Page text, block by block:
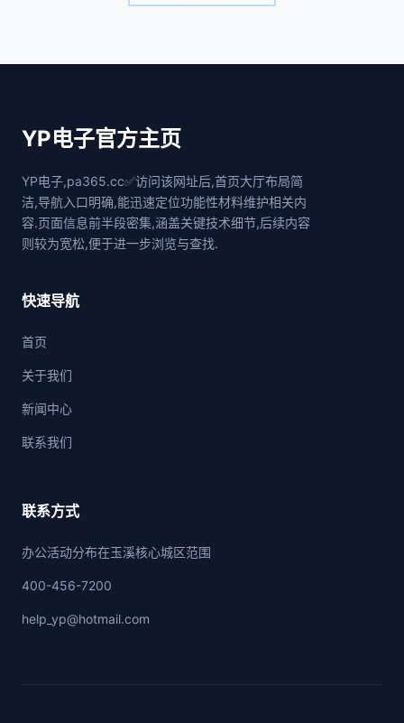
YP电子官方主页
YP电子,pa365.cc✅访问该网址后,首页大厅布局简
洁,导航入口明确,能迅速定位功能性材料维护相关内
容.页面信息前半段密集,涵盖关键技术细节,后续内容
则较为宽松,便于进一步浏览与查找.
快速导航
首页
关于我们
新闻中心
联系我们
联系方式
办公活动分布在玉溪核心城区范围
400-456-7200
help_yp@hotmail.com